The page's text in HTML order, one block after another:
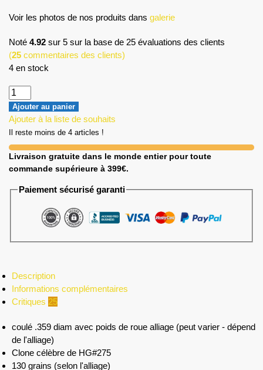
Voir les photos de nos produits dans galerie
Noté 4.92 sur 5 sur la base de 25 évaluations des clients
(25 commentaires des clients)
4 en stock
Ajouter au panier
Ajouter à la liste de souhaits
Il reste moins de 4 articles !
Livraison gratuite dans le monde entier pour toute
commande supérieure à 399€.
Paiement sécurisé garanti
Description
Informations complémentaires
Critiques 25
coulé .359 diam avec poids de roue alliage (peut varier - dépend
de l'alliage)
Clone célèbre de HG#275
130 grains (selon l'alliage)